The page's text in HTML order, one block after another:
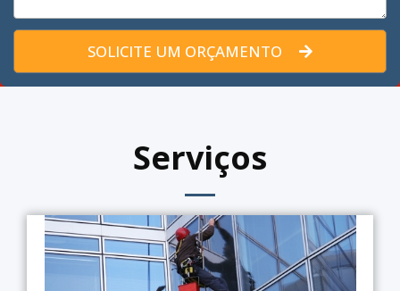
SOLICITE UM ORÇAMENTO
Serviços